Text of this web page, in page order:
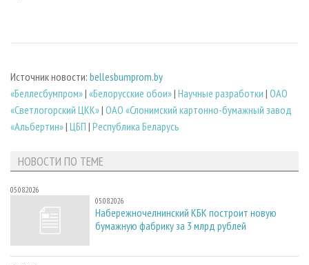
Источник новости: bellesbumprom.by
«Беллесбумпром»| «Белорусские обои»| Научные разработки | ОАО
«Светлогорский ЦКК»| ОАО «Слонимский картонно-бумажный завод
«Альбертин»| ЦБП | Республика Беларусь
НОВОСТИ ПО ТЕМЕ
05.08.2026
05.08.2026
Набережночелнинский КБК построит новую
бумажную фабрику за 3 млрд рублей